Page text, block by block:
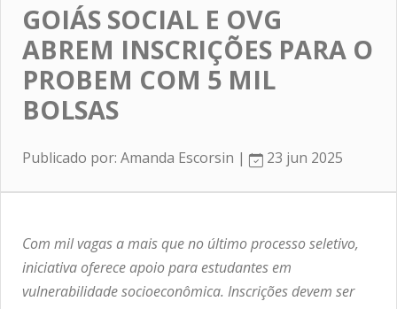
GOIÁS SOCIAL E OVG
ABREM INSCRIÇÕES PARA O
PROBEM COM 5 MIL
BOLSAS
Publicado por: Amanda Escorsin | 23 jun 2025
Com mil vagas a mais que no último processo seletivo,
iniciativa oferece apoio para estudantes em
vulnerabilidade socioeconômica. Inscrições devem ser